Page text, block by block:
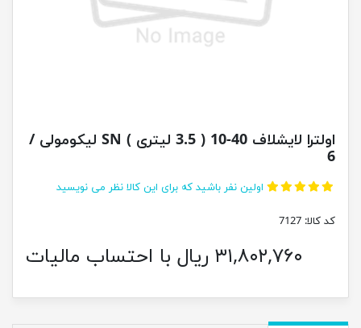
اولترا لایشلاف 40-10 ( 3.5 لیتری ) SN لیکومولی /
6
اولین نفر باشید که برای این کالا نظر می نویسید
کد کالا: 7127
۳۱,۸۰۲,۷۶۰ ریال با احتساب مالیات